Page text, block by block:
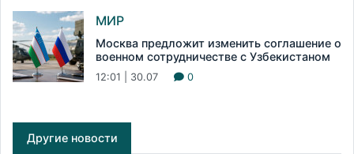
МИР
Москва предложит изменить соглашение о
военном сотрудничестве с Узбекистаном
12:01 | 30.07 0
Другие новости